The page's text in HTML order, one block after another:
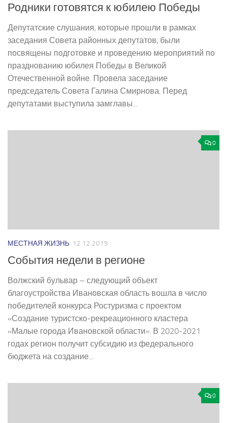
Родники готовятся к юбилею Победы
Депутатские слушания, которые прошли в рамках
заседания Совета районных депутатов, были
посвящены подготовке и проведению мероприятий по
празднованию юбилея Победы в Великой
Отечественной войне. Провела заседание
председатель Совета Галина Смирнова. Перед
депутатами выступила замглавы...
0
МЕСТНАЯ ЖИЗНЬ 12.12.2019
События недели в регионе
Волжский бульвар – следующий объект
благоустройства Ивановская область вошла в число
победителей конкурса Ростуризма с проектом
«Создание туристско-­рекреационного кластера
«Малые города Ивановской области». В 2020­-2021
годах регион получит субсидию из федерального
бюджета на создание...
0